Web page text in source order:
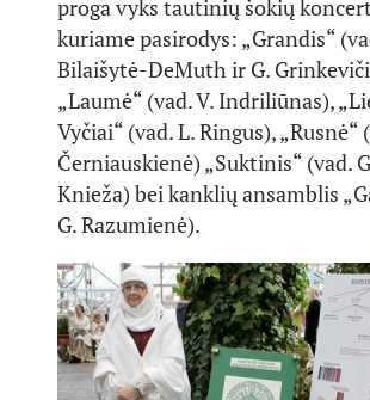
proga vyks tautinių šokių
kuriame pasirodys: „Grandis“
Bilaišytė-DeMuth ir G.
„Laumė“ (vad. V. Indriliūnas),
Vyčiai“ (vad. L. Ringus), „Rusnė“
Černiauskienė) „Suktinis“ (vad.
Knieža) bei kanklių ansamblis
G. Razumienė).